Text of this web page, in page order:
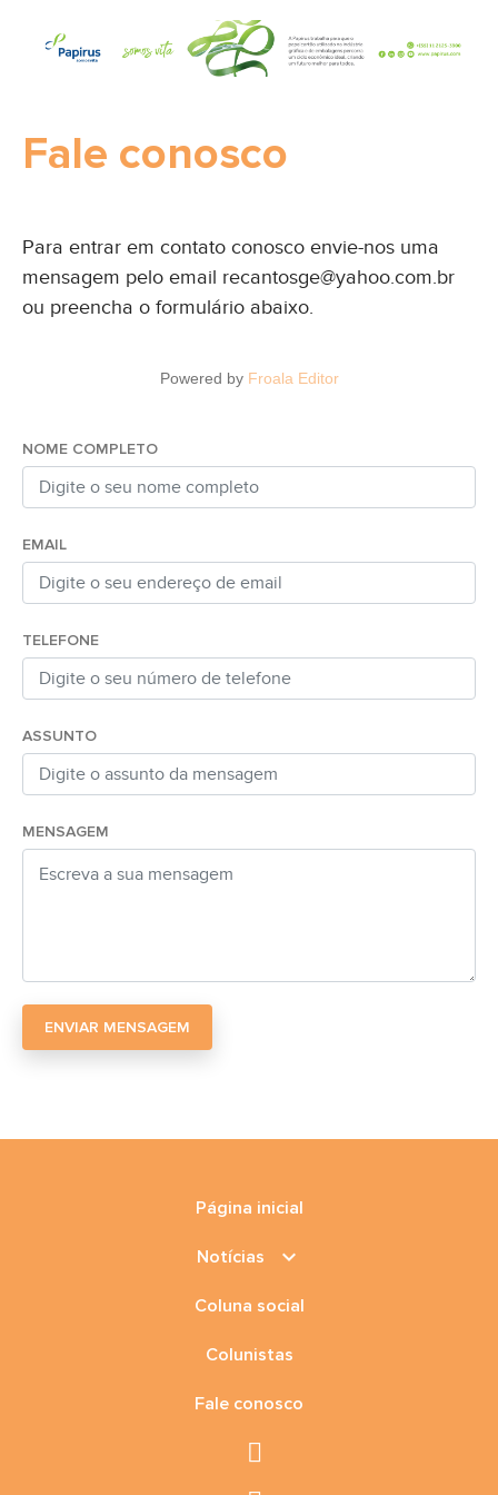
Fale conosco
Para entrar em contato conosco envie-nos uma
mensagem pelo email recantosge@yahoo.com.br
ou preencha o formulário abaixo.
Powered by Froala Editor
NOME COMPLETO
EMAIL
TELEFONE
ASSUNTO
MENSAGEM
ENVIAR MENSAGEM
Página inicial
Notícias keyboard_arrow_down
Coluna social
Colunistas
Fale conosco